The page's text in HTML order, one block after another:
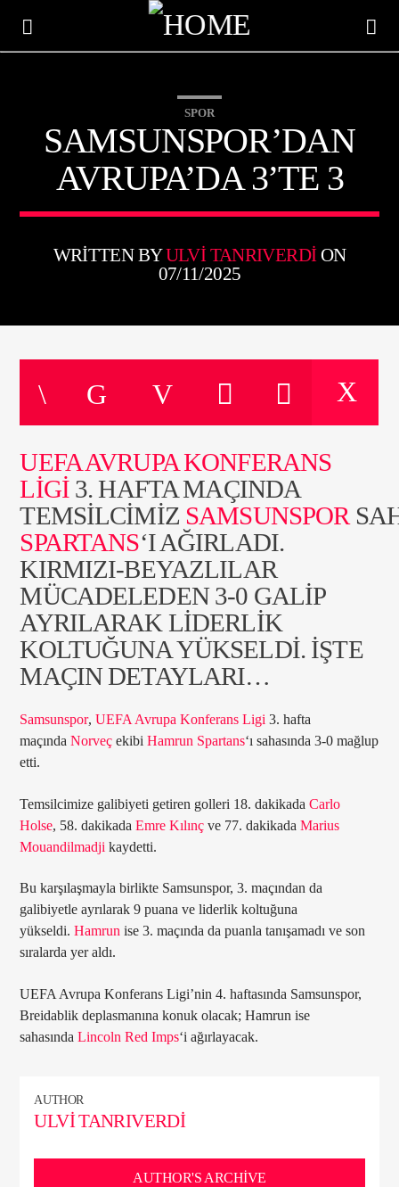
TITLE
ARTIST
ŞU ANKI PROGRAM
DEVLERİN NEFESİ
22:00 24:00
Radyo Çağrı 97.5
SPOR
SAMSUNSPOR’DAN
AVRUPA’DA 3’TE 3
WRITTEN BYULVI TANRIVERDION
07/11/2025
UEFA AVRUPA KONFERANS
LIGI3. HAFTA MAÇINDA
TEMSILCIMIZ SAMSUNSPOR
SPARTANS‘I AĞIRLADI.
KIRMIZI-BEYAZLILAR
MÜCADELEDEN 3-0 GALIP
AYRILARAK LIDERLIK
KOLTUĞUNA YÜKSELDI. İŞTE
MAÇIN DETAYLARI…
Samsunspor,UEFA Avrupa Konferans Ligi 3. hafta
maçındaNorveç ekibiHamrun Spartans‘ı sahasında 3-0 mağlup
etti.
Temsilcimize galibiyeti getiren golleri 18. dakikadaCarlo
Holse, 58. dakikadaEmre Kılınç ve 77. dakikadaMarius
Mouandilmadji kaydetti.
Bu karşılaşmayla birlikte Samsunspor, 3. maçından da
galibiyetle ayrılarak 9 puana ve liderlik koltuğuna
yükseldi.Hamrun ise 3. maçında da puanla tanışamadı ve son
sıralarda yer aldı.
UEFA Avrupa Konferans Ligi’nin 4. haftasında Samsunspor,
Breidablik deplasmanına konuk olacak; Hamrun ise
sahasındaLincoln Red Imps‘i ağırlayacak.
AUTHOR
ULVI TANRIVERDI
AUTHOR'S ARCHIVE